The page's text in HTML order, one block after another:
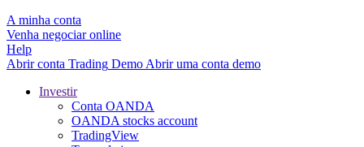
A minha conta
Venha negociar online
Help
Abrir conta Trading Demo Abrir uma conta demo
Investir
Conta OANDA
OANDA stocks account
TradingView